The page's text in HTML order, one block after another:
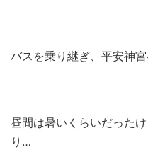
バスを乗り継ぎ、平安神
昼間は暑いくらいだった
り…